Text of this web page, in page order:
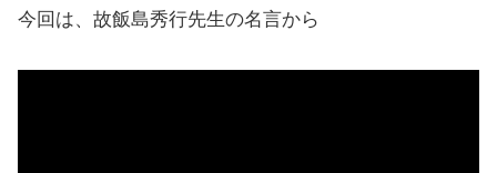
今回は、故飯島秀行先生の名言から